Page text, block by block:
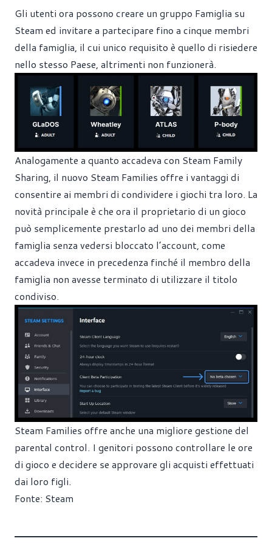
Gli utenti ora possono creare un gruppo Famiglia su
Steam ed invitare a partecipare fino a cinque membri
della famiglia, il cui unico requisito è quello di risiedere
nello stesso Paese, altrimenti non funzionerà.
Analogamente a quanto accadeva con Steam Family
Sharing, il nuovo Steam Families offre i vantaggi di
consentire ai membri di condividere i giochi tra loro. La
novità principale è che ora il proprietario di un gioco
può semplicemente prestarlo ad uno dei membri della
famiglia senza vedersi bloccato l’account, come
accadeva invece in precedenza finché il membro della
famiglia non avesse terminato di utilizzare il titolo
condiviso.
Steam Families offre anche una migliore gestione del
parental control. I genitori possono controllare le ore
di gioco e decidere se approvare gli acquisti effettuati
dai loro figli.
Fonte: Steam